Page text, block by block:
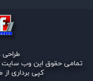
طراحی
تمامی حقوق این وب
کپی برداری از